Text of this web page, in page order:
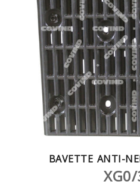
BAVETTE ANTI-